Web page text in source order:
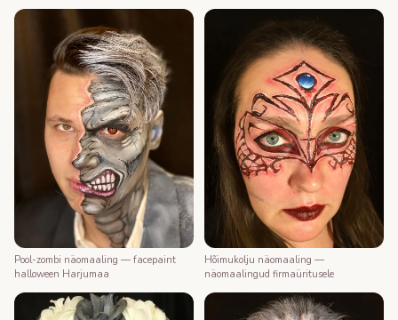
Pool-zombi näomaaling — facepaint
halloween Harjumaa
Hõimukolju näomaaling —
näomaalingud firmaüritusele